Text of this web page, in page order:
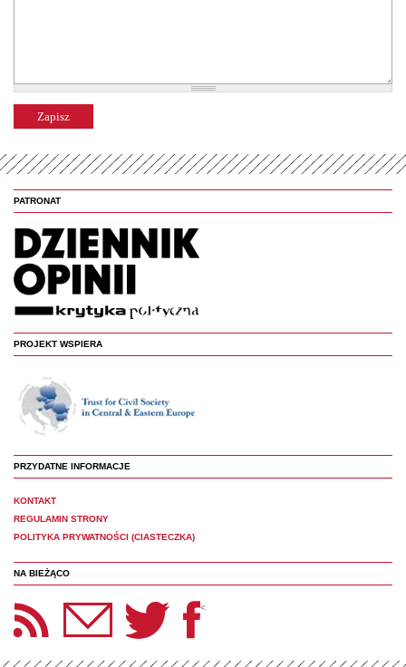
PATRONAT
PROJEKT WSPIERA
PRZYDATNE INFORMACJE
KONTAKT
REGULAMIN STRONY
POLITYKA PRYWATNOŚCI (CIASTECZKA)
NA BIEŻĄCO
Panoptyka Facebook <